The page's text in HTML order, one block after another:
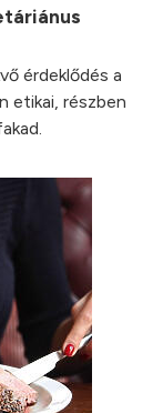
érdeklődés a
etikai, részben